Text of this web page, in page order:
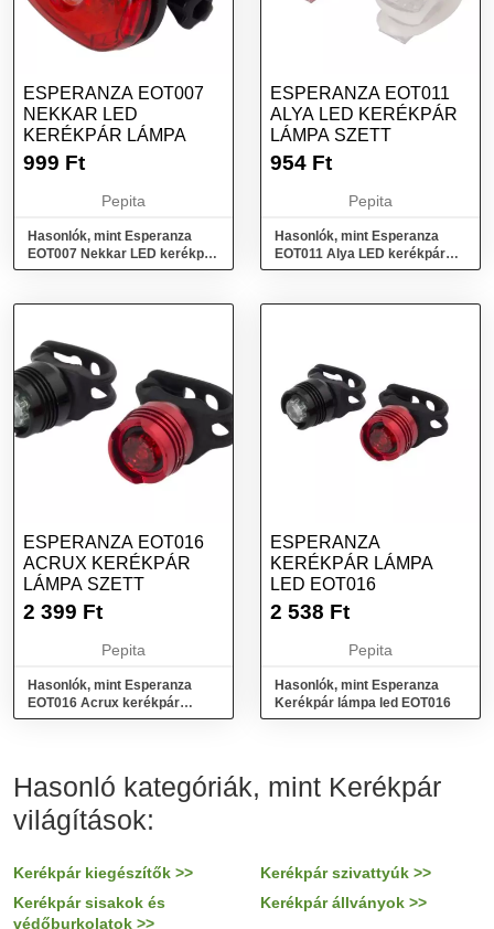
ESPERANZA EOT007
NEKKAR LED
KERÉKPÁR LÁMPA
999 Ft
Pepita
Hasonlók, mint Esperanza
EOT007 Nekkar LED kerékpár
lámpa
ESPERANZA EOT011
ALYA LED KERÉKPÁR
LÁMPA SZETT
954 Ft
Pepita
Hasonlók, mint Esperanza
EOT011 Alya LED kerékpár
lámpa szett
ESPERANZA EOT016
ACRUX KERÉKPÁR
LÁMPA SZETT
2 399 Ft
Pepita
Hasonlók, mint Esperanza
EOT016 Acrux kerékpár
lámpa szett
ESPERANZA
KERÉKPÁR LÁMPA
LED EOT016
2 538 Ft
Pepita
Hasonlók, mint Esperanza
Kerékpár lámpa led EOT016
Hasonló kategóriák, mint Kerékpár
világítások:
Kerékpár kiegészítők >>
Kerékpár szivattyúk >>
Kerékpár sisakok és
védőburkolatok >>
Kerékpár állványok >>